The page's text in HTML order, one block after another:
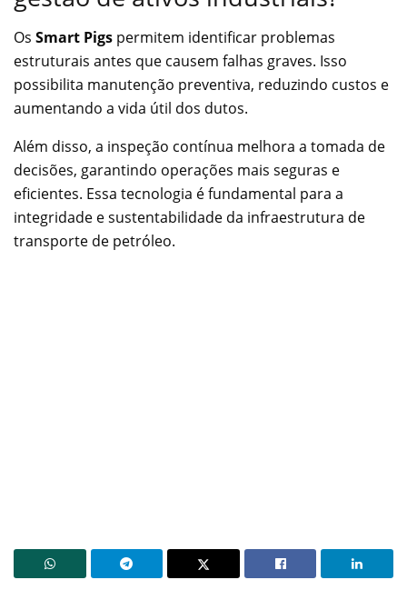
Os Smart Pigs permitem identificar problemas
estruturais antes que causem falhas graves. Isso
possibilita manutenção preventiva, reduzindo custos e
aumentando a vida útil dos dutos.
Além disso, a inspeção contínua melhora a tomada de
decisões, garantindo operações mais seguras e
eficientes. Essa tecnologia é fundamental para a
integridade e sustentabilidade da infraestrutura de
transporte de petróleo.